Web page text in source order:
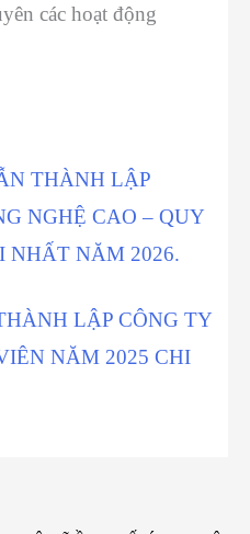
các hoạt động
THÀNH LẬP
NGHỆ CAO – QUY
NHẤT NĂM 2026.
LẬP CÔNG TY
NĂM 2025 CHI